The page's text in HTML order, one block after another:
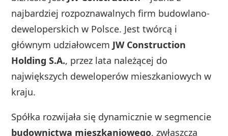
najbardziej rozpoznawalnych firm budowlano-
deweloperskich w Polsce. Jest twórcą i
głównym udziałowcem JW Construction
Holding S.A., przez lata należącej do
największych deweloperów mieszkaniowych w
kraju.
Spółka rozwijała się dynamicznie w segmencie
budownictwa mieszkaniowego, zwłaszcza